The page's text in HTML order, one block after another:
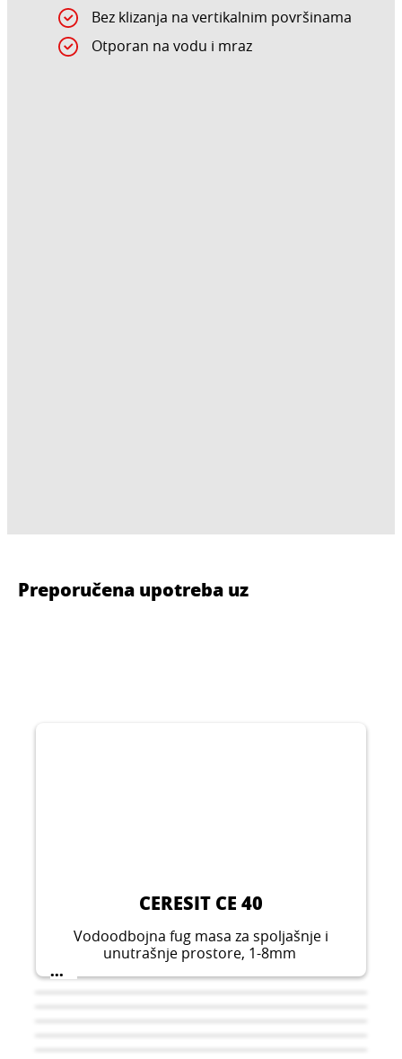
Bez klizanja na vertikalnim površinama
Otporan na vodu i mraz
Preporučena upotreba uz
CERESIT CE 40
Vodoodbojna fug masa za spoljašnje i
unutrašnje prostore, 1-8mm
...